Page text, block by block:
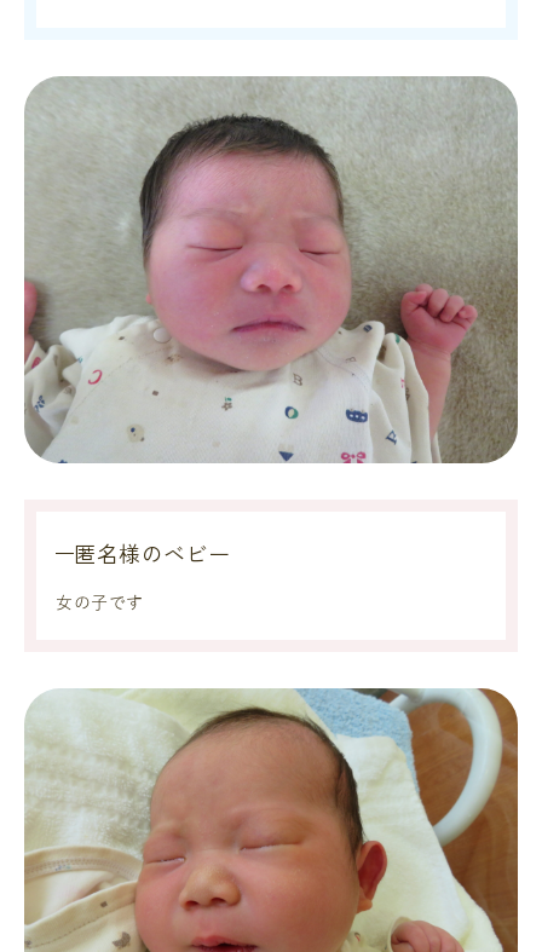
匿名様のベビー
女の子です